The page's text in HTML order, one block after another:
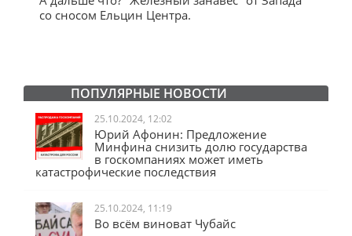
со сносом Ельцин Центра.
ПОПУЛЯРНЫЕ НОВОСТИ
25.10.2024, 12:02
Юрий Афонин: Предложение
Минфина снизить долю государства
в госкомпаниях может иметь
катастрофические последствия
25.10.2024, 11:19
Во всём виноват Чубайс